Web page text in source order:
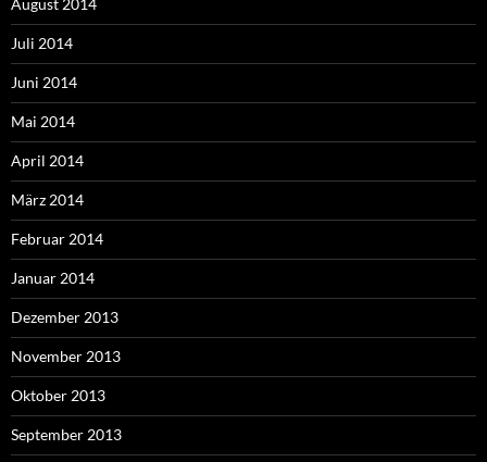
Juli 2014
Juni 2014
Mai 2014
April 2014
März 2014
Februar 2014
Januar 2014
Dezember 2013
November 2013
Oktober 2013
September 2013